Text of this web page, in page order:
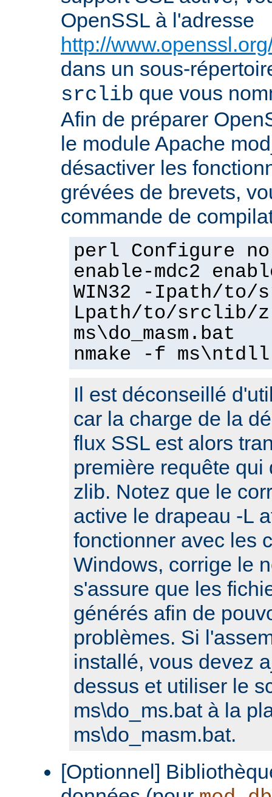
OpenSSL à l'adresse
http://
dans un sous-
srclib que vous
Afin de préparer
le module Apache
désactiver les
grévées de brevets,
commande de
perl Configure
enable-mdc2
WIN32 -Ipath/
Lpath/to/srclib/
ms\do_masm.bat
nmake -f
Il est déconseillé
car la charge de la
flux SSL est alors
première requête
zlib. Notez que le
active le drapeau -L
fonctionner avec les
Windows, corrige le
s'assure que les
générés afin de
problèmes. Si
installé, vous devez
dessus et utiliser le
ms\do_ms.bat à la
ms\do_masm.bat.
[Optionnel]